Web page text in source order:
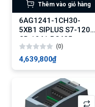
Thêm vào giỏ hàng
6AG1241-1CH30-
5XB1 SIPLUS S7-1200
CB 1241 RS485
(0)
4,639,800₫